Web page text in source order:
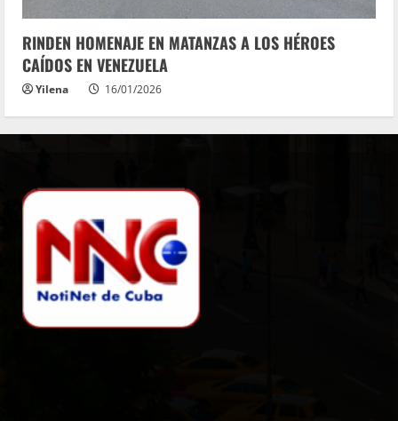
RINDEN HOMENAJE EN MATANZAS A LOS HÉROES
CAÍDOS EN VENEZUELA
Yilena 16/01/2026